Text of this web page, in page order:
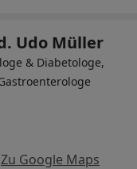
Udo Müller
& Diabetologe,
Zu Google Maps